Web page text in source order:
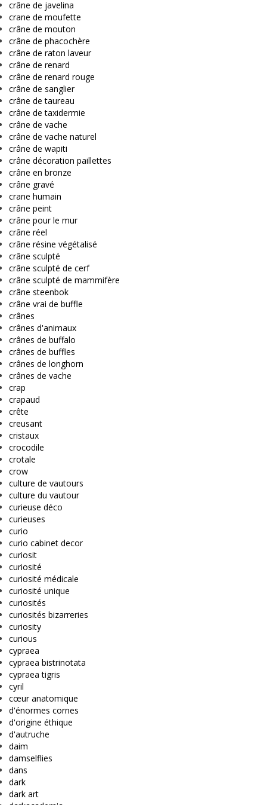
crâne de javelina
crane de moufette
crâne de mouton
crâne de phacochère
crâne de raton laveur
crâne de renard
crâne de renard rouge
crâne de sanglier
crâne de taureau
crâne de taxidermie
crâne de vache
crâne de vache naturel
crâne de wapiti
crâne décoration paillettes
crâne en bronze
crâne gravé
crane humain
crâne peint
crâne pour le mur
crâne réel
crâne résine végétalisé
crâne sculpté
crâne sculpté de cerf
crâne sculpté de mammifère
crâne steenbok
crâne vrai de buffle
crânes
crânes d'animaux
crânes de buffalo
crânes de buffles
crânes de longhorn
crânes de vache
crap
crapaud
crête
creusant
cristaux
crocodile
crotale
crow
culture de vautours
culture du vautour
curieuse déco
curieuses
curio
curio cabinet decor
curiosit
curiosité
curiosité médicale
curiosité unique
curiosités
curiosités bizarreries
curiosity
curious
cypraea
cypraea bistrinotata
cypraea tigris
cyril
cœur anatomique
d'énormes cornes
d'origine éthique
d'autruche
daim
damselflies
dans
dark
dark art